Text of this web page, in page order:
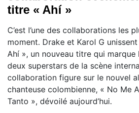
titre « Ahí »
C’est l’une des collaborations les
moment. Drake et Karol G
Ahí », un nouveau titre qui
deux superstars de la scène
collaboration figure sur le nouvel
chanteuse colombienne, « No Me
Tanto », dévoilé aujourd’hui.